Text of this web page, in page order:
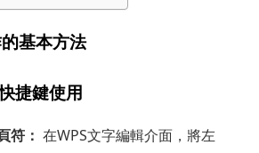
基本方法
捷鍵使用
符： 在WPS文字編輯介面，將左